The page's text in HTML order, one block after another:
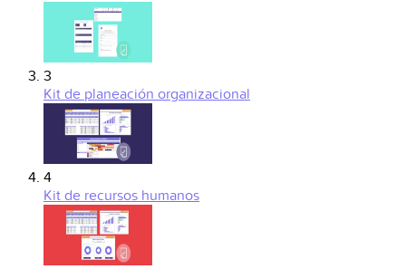
3
Kit de planeación organizacional
4
Kit de recursos humanos